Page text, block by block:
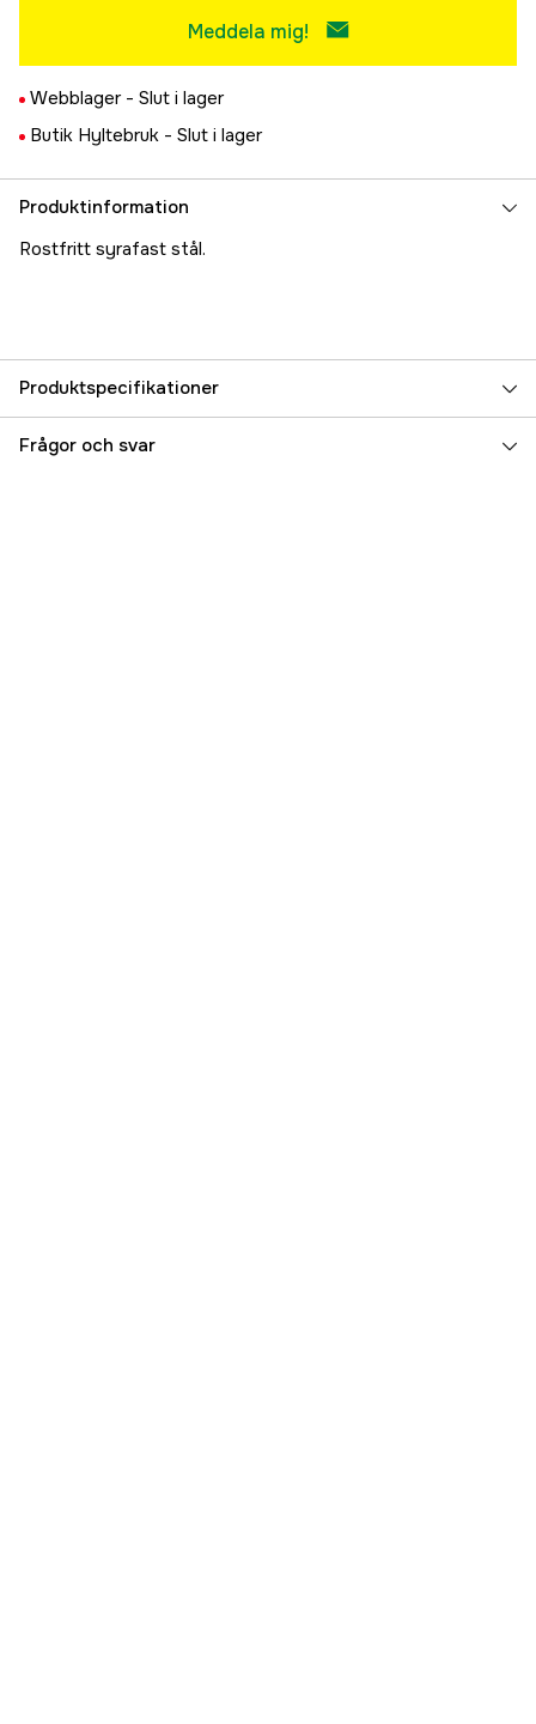
Meddela mig!
Webblager - Slut i lager
Butik Hyltebruk - Slut i lager
Produktinformation
Rostfritt syrafast stål.
Produktspecifikationer
Referensnummer 5000024219
Frågor och svar